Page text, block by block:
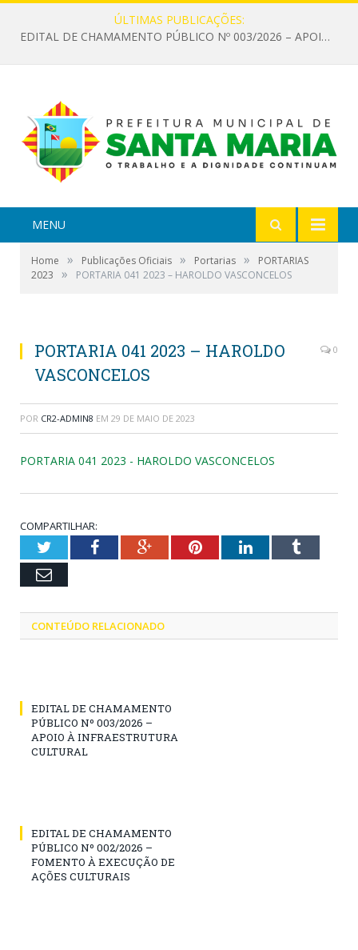
ÚLTIMAS PUBLICAÇÕES:
EDITAL DE CHAMAMENTO PÚBLICO Nº 003/2026 – APOIO À INFRAESTRUTURA CULTURAL
MENU
Home » Publicações Oficiais » Portarias »
PORTARIAS
2023
» PORTARIA 041 2023 – HAROLDO VASCONCELOS
PORTARIA 041 2023 – HAROLDO
VASCONCELOS
0
POR CR2-ADMIN8 EM 29 DE MAIO DE 2023
PORTARIA 041 2023 - HAROLDO VASCONCELOS
COMPARTILHAR:
TwitterFacebookGoogle+PinterestLinkedInTumblr
Email
CONTEÚDO RELACIONADO
EDITAL DE CHAMAMENTO
PÚBLICO Nº 003/2026 –
APOIO À INFRAESTRUTURA
CULTURAL
EDITAL DE CHAMAMENTO
PÚBLICO Nº 002/2026 –
FOMENTO À EXECUÇÃO DE
AÇÕES CULTURAIS